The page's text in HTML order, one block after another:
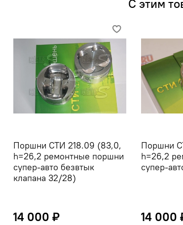
С этим
Поршни СТИ 218.09 (83,0,
h=26,2 ремонтные поршни
супер-авто безвтык
клапана 32/28)
14 000 ₽
Поршни
h=26,2
супер-
14 000